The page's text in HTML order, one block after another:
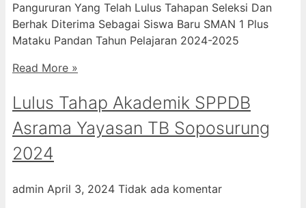
Pangururan Yang Telah Lulus Tahapan Seleksi Dan
Berhak Diterima Sebagai Siswa Baru SMAN 1 Plus
Mataku Pandan Tahun Pelajaran 2024-2025
Read More »
Lulus Tahap Akademik SPPDB
Asrama Yayasan TB Soposurung
2024
admin April 3, 2024 Tidak ada komentar